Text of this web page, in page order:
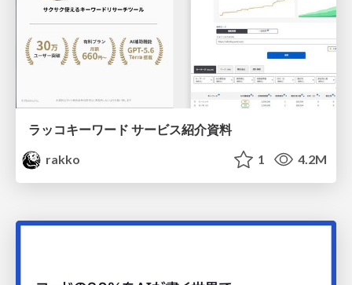
ラッコキーワード サービス紹介資料
rakko
1 4.2M